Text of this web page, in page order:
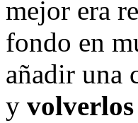
mejor era
fondo en
añadir una
y